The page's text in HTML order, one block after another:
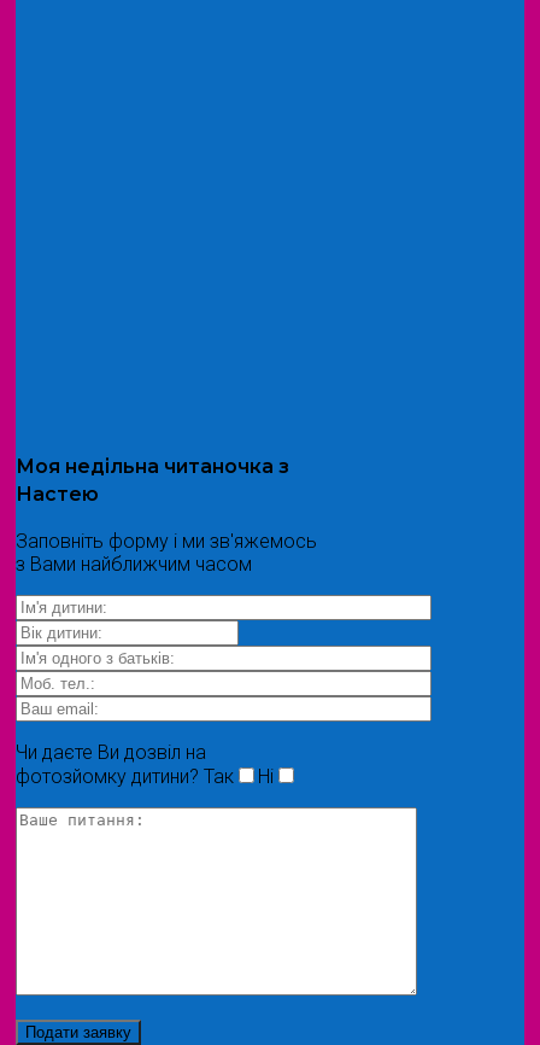
Моя недільна читаночка з
Настею
Заповніть форму і ми зв'яжемось
з Вами найближчим часом
Чи даєте Ви дозвіл на
фотозйомку дитини? Так Ні